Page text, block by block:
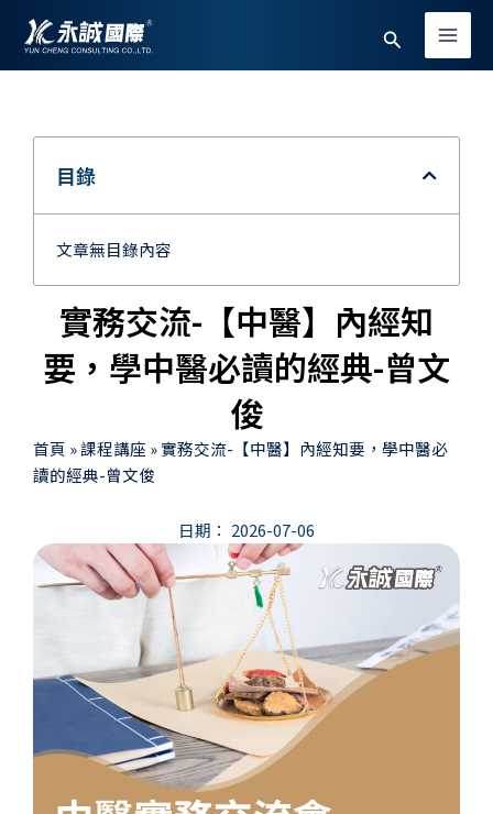
搜
尋
Main
目錄
文章無目錄內容
實務交流-【中醫】內經知
要，學中醫必讀的經典-曾文
俊
首頁 »課程講座 »實務交流-【中醫】內經知要，學中醫必
讀的經典-曾文俊
日期： 2026-07-06